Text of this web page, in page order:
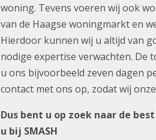
woning. Tevens voeren wij ook
van de Haagse woningmarkt en
Hierdoor kunnen wij u altijd van
nodige expertise verwachten. De
u ons bijvoorbeeld zeven dagen
contact met ons op, zodat wij
Dus bent u op zoek naar de
u bij SMASH